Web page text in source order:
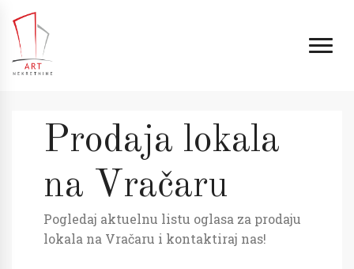
Prodaja lokala
na Vračaru
Pogledaj aktuelnu listu oglasa za prodaju
lokala na Vračaru i kontaktiraj nas!